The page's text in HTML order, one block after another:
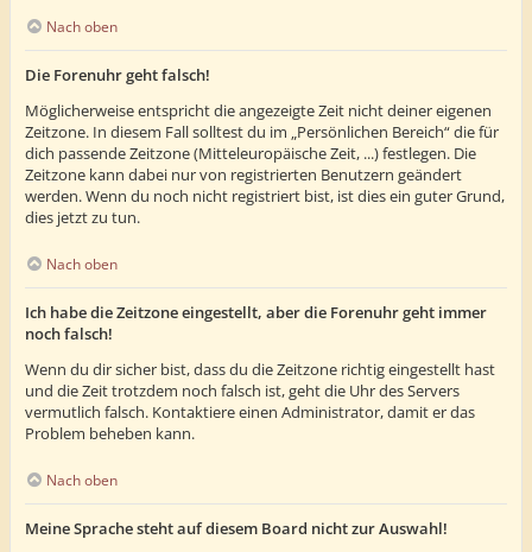
Nach oben
Die Forenuhr geht falsch!
Möglicherweise entspricht die angezeigte Zeit nicht deiner eigenen
Zeitzone. In diesem Fall solltest du im „Persönlichen Bereich“ die für
dich passende Zeitzone (Mitteleuropäische Zeit, ...) festlegen. Die
Zeitzone kann dabei nur von registrierten Benutzern geändert
werden. Wenn du noch nicht registriert bist, ist dies ein guter Grund,
dies jetzt zu tun.
Nach oben
Ich habe die Zeitzone eingestellt, aber die Forenuhr geht immer
noch falsch!
Wenn du dir sicher bist, dass du die Zeitzone richtig eingestellt hast
und die Zeit trotzdem noch falsch ist, geht die Uhr des Servers
vermutlich falsch. Kontaktiere einen Administrator, damit er das
Problem beheben kann.
Nach oben
Meine Sprache steht auf diesem Board nicht zur Auswahl!